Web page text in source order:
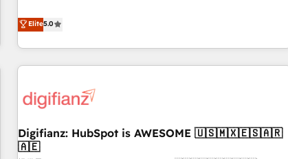
optimization, managed support, and scalable retainers.
Let’s make HubSpot your most powerful growth engine.
Built to convert, scale, and drive results.
to our Profile! We can help with... • CRM implementation,
reports & workflows, and team training • CRM migration:
Salesforce, Pipedrive, Dynamics etc • Technical projects inc.
Custom API integrations & ERP systems inc. SAP and
skilled members) • 150+ Clients for Sales Hub, Marketing
27001:2022, ISO 9001:2015 and now... ISO 42001: 2023
certified • Exclusive AI 'GuardHub' governance framework,
Elite5.0
Digifianz: HubSpot is AWESOME 🇺🇸🇲🇽🇪🇸🇦🇷
🇦🇪